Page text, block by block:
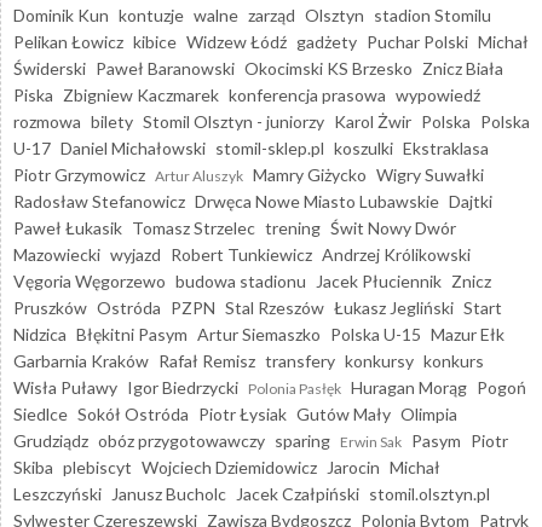
Dominik Kun kontuzje walne zarząd Olsztyn stadion Stomilu
Pelikan Łowicz kibice Widzew Łódź gadżety Puchar Polski Michał
Świderski Paweł Baranowski Okocimski KS Brzesko Znicz Biała
Piska Zbigniew Kaczmarek konferencja prasowa wypowiedź
rozmowa bilety Stomil Olsztyn - juniorzy Karol Żwir Polska Polska
U-17 Daniel Michałowski stomil-sklep.pl koszulki Ekstraklasa
Piotr Grzymowicz Artur Aluszyk Mamry Giżycko Wigry Suwałki
Radosław Stefanowicz Drwęca Nowe Miasto Lubawskie Dajtki
Paweł Łukasik Tomasz Strzelec trening Świt Nowy Dwór
Mazowiecki wyjazd Robert Tunkiewicz Andrzej Królikowski
Vęgoria Węgorzewo budowa stadionu Jacek Płuciennik Znicz
Pruszków Ostróda PZPN Stal Rzeszów Łukasz Jegliński Start
Nidzica Błękitni Pasym Artur Siemaszko Polska U-15 Mazur Ełk
Garbarnia Kraków Rafał Remisz transfery konkursy konkurs
Wisła Puławy Igor Biedrzycki Polonia Pasłęk Huragan Morąg Pogoń
Siedlce Sokół Ostróda Piotr Łysiak Gutów Mały Olimpia
Grudziądz obóz przygotowawczy sparing Erwin Sak Pasym Piotr
Skiba plebiscyt Wojciech Dziemidowicz Jarocin Michał
Leszczyński
Janusz Bucholc Jacek Czałpiński stomil.olsztyn.pl
Sylwester Czereszewski Zawisza Bydgoszcz Polonia Bytom Patryk